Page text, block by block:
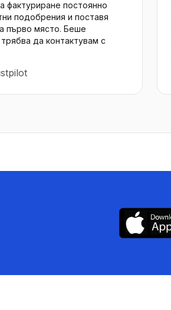
фактуриране постоянно
подобрения и поставя
първо място. Беше
да контактувам с